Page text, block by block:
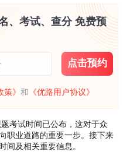
、考试、查分 免费预
点击预约
策》和 《优路用户协议》
考试时间已公布，这对于众
职业道路的重要一步。接下来
间及相关重要信息。